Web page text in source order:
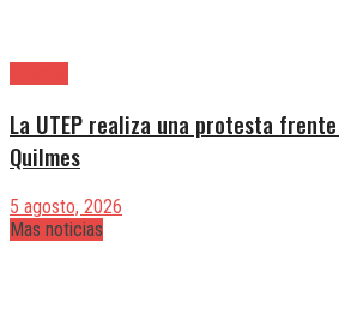
La UTEP realiza una protesta
Quilmes
5 agosto, 2026
Mas noticias